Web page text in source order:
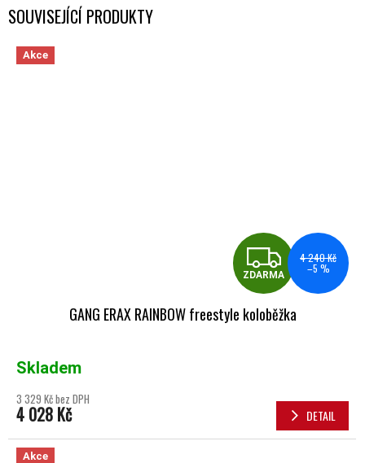
SOUVISEJÍCÍ PRODUKTY
Akce
ZDARMA
4 240 Kč
–5 %
GANG ERAX RAINBOW freestyle koloběžka
Skladem
3 329 Kč bez DPH
4 028 Kč DETAIL
Akce